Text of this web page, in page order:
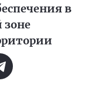
в
зоне